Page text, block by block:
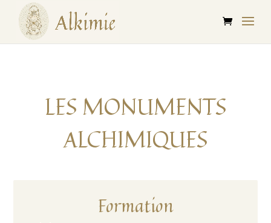
LES MONUMENTS
ALCHIMIQUES
Formation